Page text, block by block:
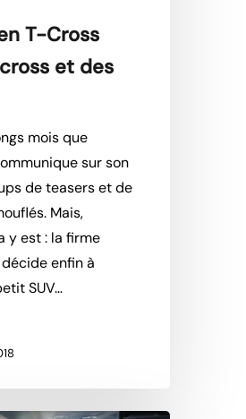
T-Cross
et des
mois que
sur son
de teasers et de
Mais,
y est : la firme
enfin à
SUV…